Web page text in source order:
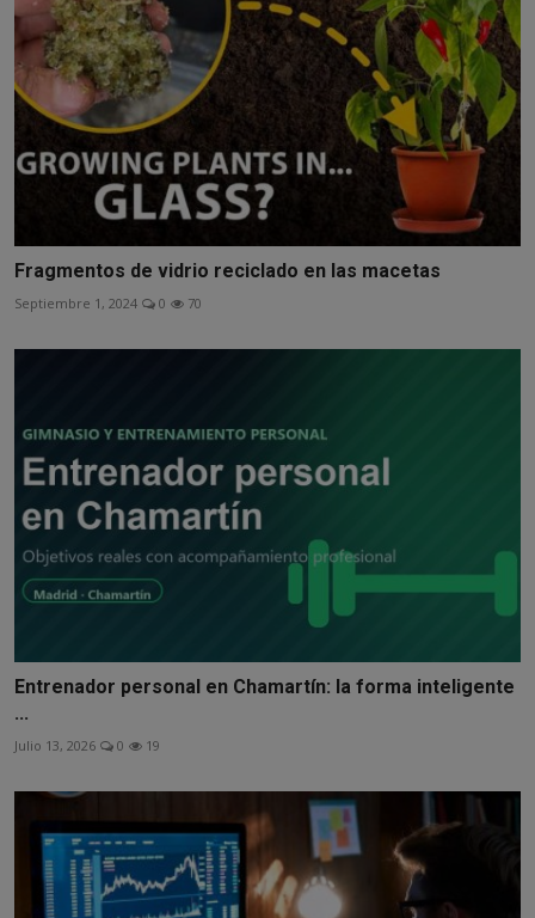
Fragmentos de vidrio reciclado en las macetas
Septiembre 1, 2024 0 70
Entrenador personal en Chamartín: la forma inteligente
...
Julio 13, 2026 0 19